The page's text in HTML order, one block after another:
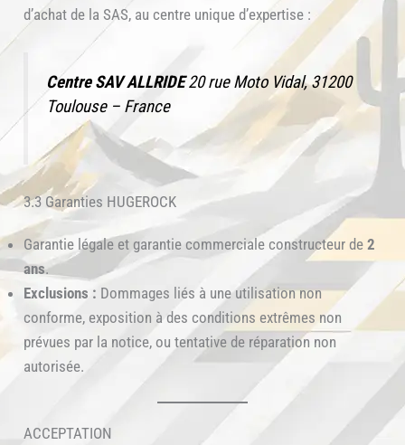
d’achat de la SAS, au centre unique d’expertise :
Centre SAV ALLRIDE20 rue Moto Vidal, 31200
Toulouse – France
3.3 Garanties HUGEROCK
Garantie légale et garantie commerciale constructeur de2
ans.
Exclusions : Dommages liés à une utilisation non
conforme, exposition à des conditions extrêmes non
prévues par la notice, ou tentative de réparation non
autorisée.
ACCEPTATION